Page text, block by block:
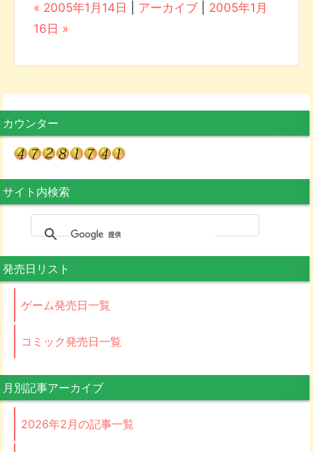
« 2005年1月14日
アーカイブ
2005年1月
16日 »
カウンター
サイト内検索
発売日リスト
ゲーム発売日一覧
コミック発売日一覧
月別記事アーカイブ
2026年2月の記事一覧